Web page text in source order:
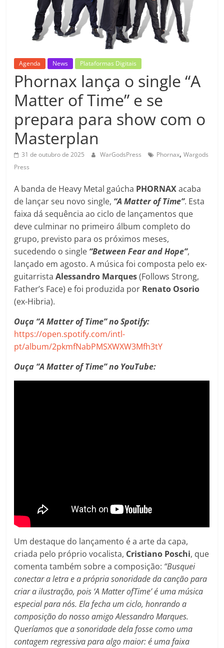
Agenda News Plataformas Digitais
Phornax lança o single “A
Matter of Time” e se
prepara para show com o
Masterplan
31 de outubro de 2025 WarGodsPress Phornax,Wargods
Press
A banda de Heavy Metal gaúcha PHORNAXacaba
de lançar seu novo single, “A Matter of Time”. Esta
faixa dá sequência ao ciclo de lançamentos que
deve culminar no primeiro álbum completo do
grupo, previsto para os próximos meses,
sucedendo o single “Between Fear and Hope”,
lançado em agosto. A música foi composta pelo ex-
guitarristaAlessandro Marques(Follows Strong,
Father’s Face) e foi produzida por Renato Osorio
(ex-Hibria).
Ouça “A Matter of Time” no Spotify:
https://open.spotify.com/intl-
pt/album/2pkmfNabPMSXWXW3Mfh3tY
Ouça “A Matter of Time” no YouTube:
Um destaque do lançamento é a arte da capa,
criada pelo próprio vocalista, Cristiano Poschi, que
comenta também sobre a composição: “Busquei
conectar a letra e a própria sonoridade da canção para
criar a ilustração, pois ‘A Matter ofTime’ é uma música
especial para nós. Ela fecha um ciclo, honrando a
composição do nosso amigo Alessandro Marques.
Queríamos que a sonoridade dela fosse como uma
contagem regressiva para algo maior: é uma faixa